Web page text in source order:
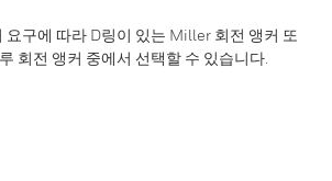
요구에 따라 D링이 있는 Miller 회전 앵커 또
회전 앵커 중에서 선택할 수 있습니다.